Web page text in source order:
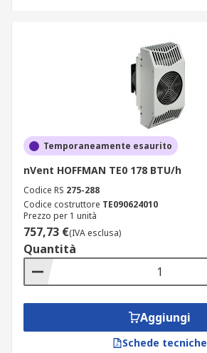
Temporaneamente esaurito
nVent HOFFMAN TE0 178 BTU/h
Codice RS 275-288
Codice costruttore TE090624010
Prezzo per 1 unità
757,73 €(IVA esclusa)
Quantità
Aggiungi
Schede tecniche